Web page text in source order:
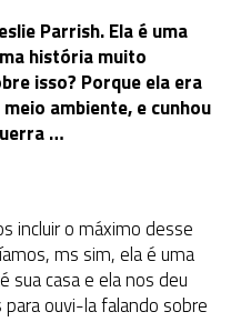
Parrish. Ela é uma
história muito
isso? Porque ela era
ambiente, e cunhou
…
incluir o máximo desse
ms sim, ela é uma
sua casa e ela nos deu
ouvi-la falando sobre